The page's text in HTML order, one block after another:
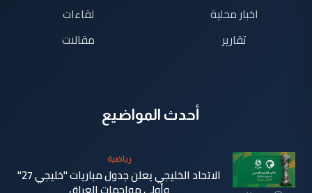
اخبار محلية
تقارير
لقاءات
مقالات
أحدث المواضيع
رياضية
الاتحاد الخليجي يعلن جدول مباريات "خليجي 27"